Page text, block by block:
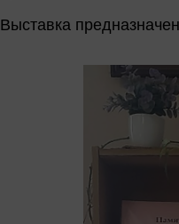
Выставка